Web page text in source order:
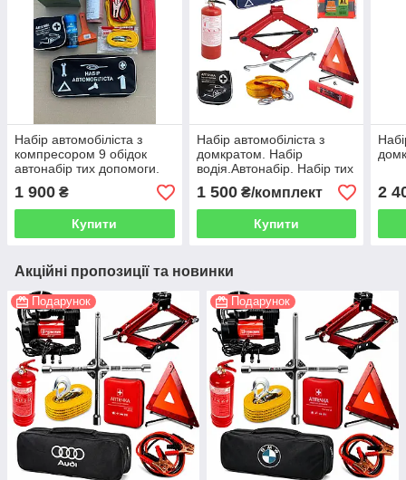
Набір автомобіліста з
компресором 9 обідок
автонабір тих допомоги.
1 900 ₴
Купити
Набір автомобіліста з
домкратом. Набір
водія.Автонабір. Набір тих
допомоги
1 500₴/комплект
Купити
2
Акційні пропозиції та новинки
Подарунок Подарунок